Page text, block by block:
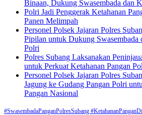
Binaan, Dukung Swasembada dan
Polri Jadi Penggerak Ketahanan
Panen Melimpah
Personel Polsek Jajaran Polres
Pipilan untuk Dukung Swasembada
Polri
Polres Subang Laksanakan
untuk Perkuat Ketahanan Pangan
Personel Polsek Jajaran Polres
Jagung ke Gudang Pangan Polri
Pangan Nasional
#SwasembadaPanganPolresSubang